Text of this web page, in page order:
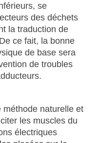
se
des déchets
la traduction de
ce fait, la bonne
de base sera
de troubles
méthode naturelle et
les muscles du
électriques